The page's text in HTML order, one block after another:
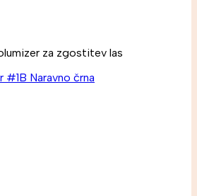
za zgostitev las
#1B Naravno črna